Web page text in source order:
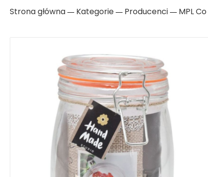
Strona główna ― Kategorie ― Producenci ― MPL Co